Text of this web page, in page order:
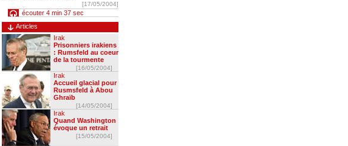
[17/05/2004]
écouter 4 min 37 sec
Articles
Irak
Prisonniers irakiens
: Rumsfeld au coeur
de la tourmente
[16/05/2004]
Irak
Accueil glacial pour
Rusmsfeld à Abou
Ghraïb
[14/05/2004]
Irak
Quand Washington
évoque un retrait
[15/05/2004]